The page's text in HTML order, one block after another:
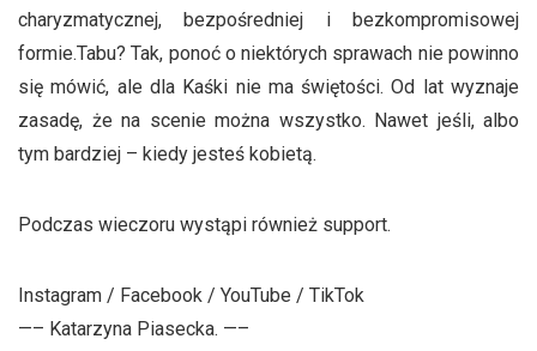
charyzmatycznej, bezpośredniej i bezkompromisowej
formie.Tabu? Tak, ponoć o niektórych sprawach nie powinno
się mówić, ale dla Kaśki nie ma świętości. Od lat wyznaje
zasadę, że na scenie można wszystko. Nawet jeśli, albo
tym bardziej – kiedy jesteś kobietą.
Podczas wieczoru wystąpi również support.
Instagram / Facebook / YouTube / TikTok
—– Katarzyna Piasecka. —–